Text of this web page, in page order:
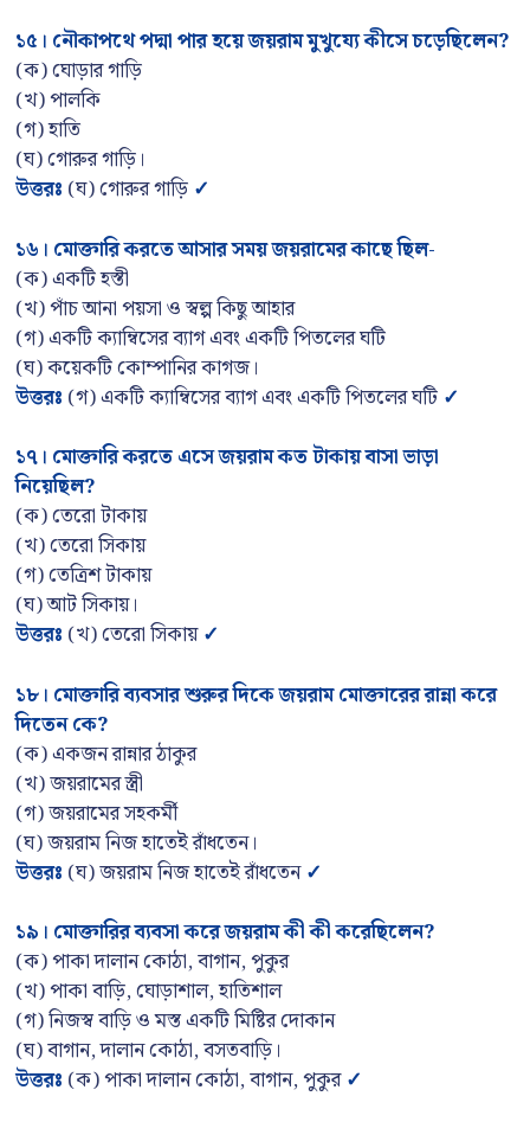
১৫ । নৌকাপথে পদ্মা পার হয়ে জয়রাম মুখুয্যে কীসে চড়েছিলেন?
(ক) ঘোড়ার গাড়ি
(খ) পালকি
(গ) হাতি
(ঘ) গোরুর গাড়ি।
উত্তরঃ (ঘ) গোরুর গাড়ি ✓
১৬ । মোক্তারি করতে আসার সময় জয়রামের কাছে ছিল-
(ক) একটি হস্তী
(খ) পাঁচ আনা পয়সা ও স্বল্প কিছু আহার
(গ) একটি ক্যাম্বিসের ব্যাগ এবং একটি পিতলের ঘটি
(ঘ) কয়েকটি কোম্পানির কাগজ।
উত্তরঃ (গ) একটি ক্যাম্বিসের ব্যাগ এবং একটি পিতলের ঘটি ✓
১৭। মোক্তারি করতে এসে জয়রাম কত টাকায় বাসা ভাড়া
নিয়েছিল?
(ক) তেরো টাকায়
(খ) তেরো সিকায়
(গ) তেত্রিশ টাকায়
(ঘ) আট সিকায়।
উত্তরঃ (খ) তেরো সিকায়✓
১৮। মোক্তারি ব্যবসার শুরুর দিকে জয়রাম মোক্তারের রান্না করে
দিতেন কে?
(ক) একজন রান্নার ঠাকুর
(খ) জয়রামের স্ত্রী
(গ) জয়রামের সহকর্মী
(ঘ) জয়রাম নিজ হাতেই রাঁধতেন।
উত্তরঃ (ঘ) জয়রাম নিজ হাতেই রাঁধতেন✓
১৯ । মোক্তারির ব্যবসা করে জয়রাম কী কী করেছিলেন?
(ক) পাকা দালান কোঠা, বাগান, পুকুর
(খ) পাকা বাড়ি, ঘোড়াশাল, হাতিশাল
(গ) নিজস্ব বাড়ি ও মস্ত একটি মিষ্টির দোকান
(ঘ) বাগান, দালান কোঠা, বসতবাড়ি।
উত্তরঃ (ক) পাকা দালান কোঠা, বাগান, পুকুর✓